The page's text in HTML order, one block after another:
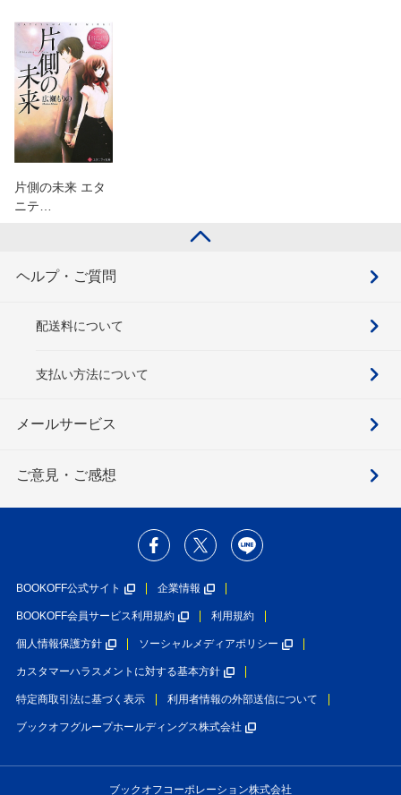
片側の未来 エタ
ニテ…
ヘルプ・ご質問
配送料について
支払い方法について
メールサービス
ご意見・ご感想
BOOKOFF公式サイト 企業情報
BOOKOFF会員サービス利用規約 利用規約
個人情報保護方針 ソーシャルメディアポリシー
カスタマーハラスメントに対する基本方針
特定商取引法に基づく表示 利用者情報の外部送信について
ブックオフグループホールディングス株式会社
ブックオフコーポレーション株式会社